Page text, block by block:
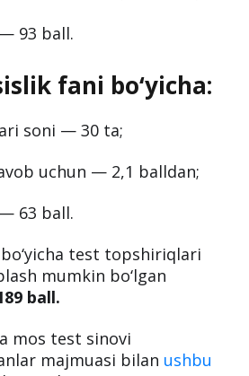
93 ball.
fani bo‘yicha:
63 ball.
mumkin bo‘lgan
ball.